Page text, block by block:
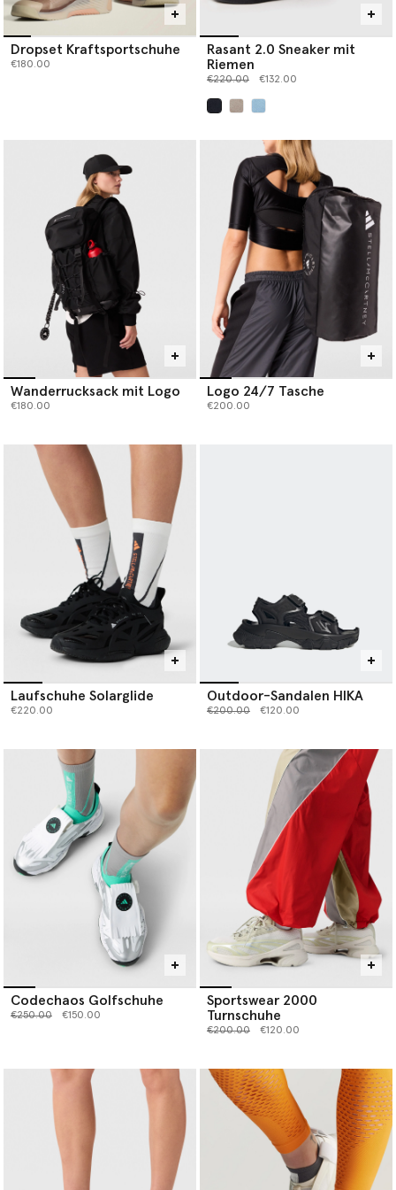
Dropset Kraftsportschuhe
€180.00
Rasant 2.0 Sneaker mit
Riemen
Preis reduziert von
€220.00bis€132.00
Wanderrucksack mit Logo
€180.00
Logo 24/7 Tasche
€200.00
Laufschuhe Solarglide
€220.00
Outdoor-Sandalen HIKA
Preis reduziert von
€200.00bis€120.00
Codechaos Golfschuhe
Preis reduziert von
€250.00bis€150.00
Sportswear 2000
Turnschuhe
Preis reduziert von
€200.00bis€120.00